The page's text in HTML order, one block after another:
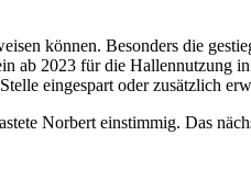
können. Besonders die
ab 2023 für die Hallennutzung
eingespart oder zusätzlich
Norbert einstimmig. Das